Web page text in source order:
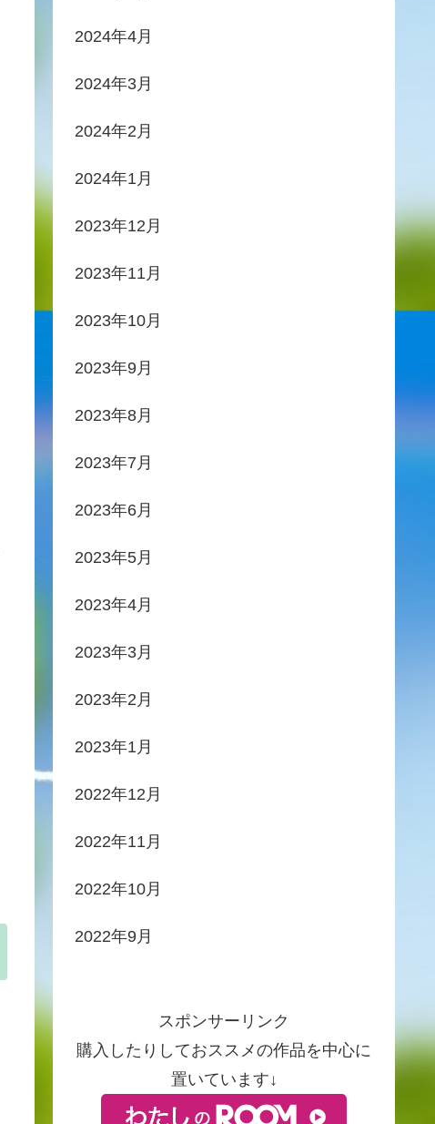
2024年4月
2024年3月
2024年2月
2024年1月
2023年12月
2023年11月
2023年10月
2023年9月
2023年8月
2023年7月
2023年6月
2023年5月
2023年4月
2023年3月
2023年2月
2023年1月
2022年12月
2022年11月
2022年10月
2022年9月
スポンサーリンク
購入したりしておススメの作品を中心に
置いています↓